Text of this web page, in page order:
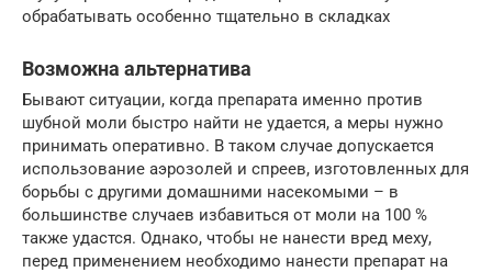
обрабатывать особенно тщательно в складках
Возможна альтернатива
Бывают ситуации, когда препарата именно против
шубной моли быстро найти не удается, а меры нужно
принимать оперативно. В таком случае допускается
использование аэрозолей и спреев, изготовленных для
борьбы с другими домашними насекомыми – в
большинстве случаев избавиться от моли на 100 %
также удастся. Однако, чтобы не нанести вред меху,
перед применением необходимо нанести препарат на